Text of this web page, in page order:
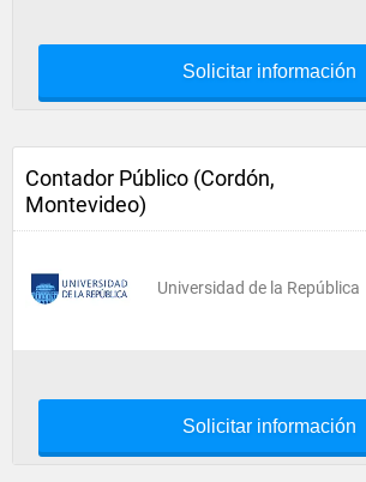
Solicitar información
Contador Público (Cordón,
Montevideo)
Universidad de la República
Solicitar información